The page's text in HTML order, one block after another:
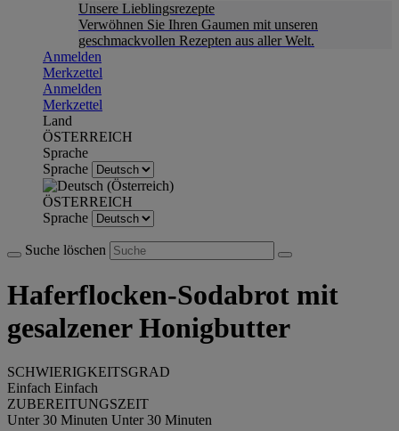
Unsere Lieblingsrezepte
Verwöhnen Sie Ihren Gaumen mit unseren
geschmackvollen Rezepten aus aller Welt.
Anmelden
Merkzettel
Anmelden
Merkzettel
Land
ÖSTERREICH
Sprache
Sprache
ÖSTERREICH
Sprache
Suche löschen
Haferflocken-Sodabrot mit
gesalzener Honigbutter
SCHWIERIGKEITSGRAD
Einfach Einfach
ZUBEREITUNGSZEIT
Unter 30 Minuten Unter 30 Minuten